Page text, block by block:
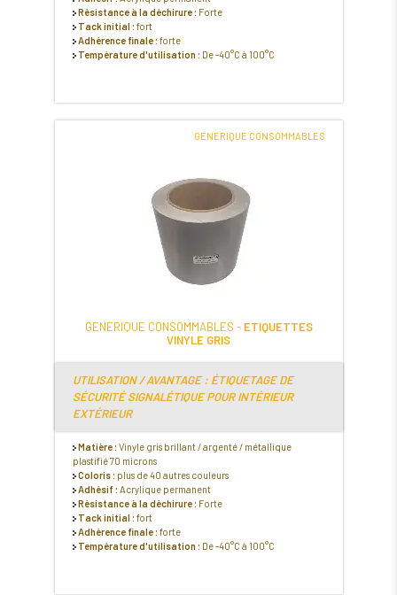
Résistance à la déchirure : Forte
Tack initial : fort
Adhérence finale : forte
Température d'utilisation : De -40°C à 100°C
GENERIQUE CONSOMMABLES
GENERIQUE CONSOMMABLES - ETIQUETTES
VINYLE GRIS
UTILISATION / AVANTAGE : ÉTIQUETAGE DE
SÉCURITÉ SIGNALÉTIQUE POUR INTÉRIEUR
EXTÉRIEUR
Matière : Vinyle gris brillant / argenté / métallique
plastifié 70 microns
Coloris : plus de 40 autres couleurs
Adhésif : Acrylique permanent
Résistance à la déchirure : Forte
Tack initial : fort
Adhérence finale : forte
Température d'utilisation : De -40°C à 100°C